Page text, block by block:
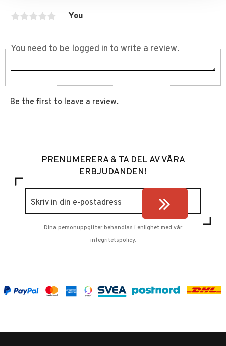
You
Be the first to leave a review.
PRENUMERERA & TA DEL AV VÅRA
ERBJUDANDEN!
Dina personuppgifter behandlas i enlighet med vår
integritetspolicy.